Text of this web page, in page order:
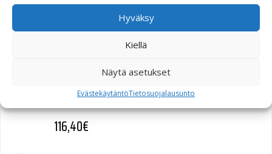
Hyväksy
Kiellä
Näytä asetukset
EvästekäytäntöTietosuojalausunto
SW-Motech Alu-Rack
peräteline Yamaha XJ900
Diversion
116,40€